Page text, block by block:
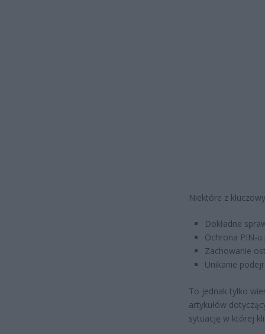
Niektóre z
Dokładne
Ochrona PIN-
Zachowanie
Unikanie
To jednak tylko
artykułów
sytuację w której